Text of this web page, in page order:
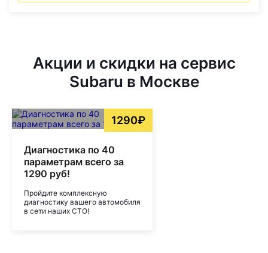
Акции и скидки на сервис
Subaru в Москве
1290₽
Диагностика по 40
параметрам всего за
1290 руб!
Пройдите комплексную
диагностику вашего автомобиля
в сети наших СТО!